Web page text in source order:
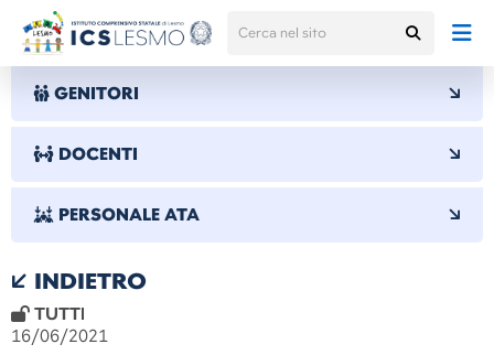
GENITORI
DOCENTI
PERSONALE ATA
INDIETRO
TUTTI
16/06/2021